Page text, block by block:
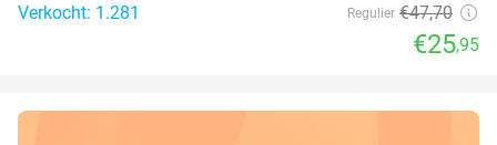
Verkocht: 1.281
Regulier €47,70
€25,95